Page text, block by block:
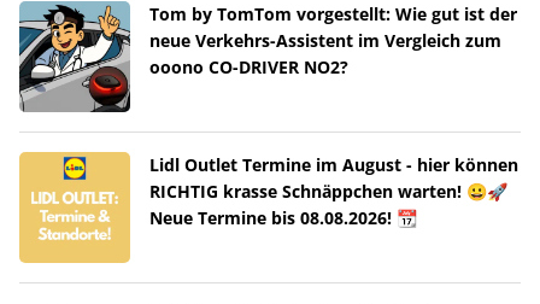
Tom by TomTom vorgestellt: Wie gut ist der
neue Verkehrs-Assistent im Vergleich zum
ooono CO-DRIVER NO2?
Lidl Outlet Termine im August - hier können
RICHTIG krasse Schnäppchen warten! 😀🚀
Neue Termine bis 08.08.2026! 📆